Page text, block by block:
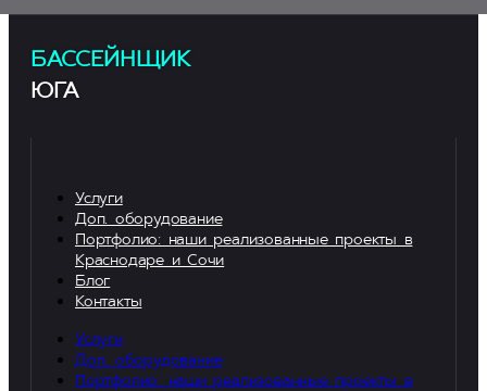
БАССЕЙНЩИК
ЮГА
Услуги
Доп. оборудование
Портфолио: наши реализованные проекты в
Краснодаре и Сочи
Блог
Контакты
Услуги
Доп. оборудование
Портфолио: наши реализованные проекты в